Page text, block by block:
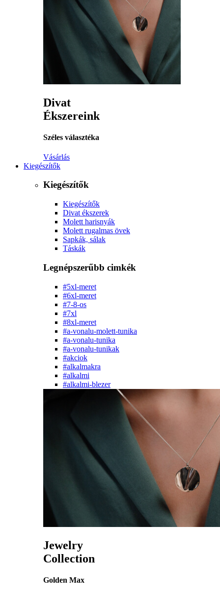
Divat
Ékszereink
Széles választéka
Vásárlás
Kiegészítők
Kiegészítők
Kiegészítők
Divat ékszerek
Molett harisnyák
Molett rugalmas övek
Sapkák, sálak
Táskák
Legnépszerűbb cimkék
#5xl-meret
#6xl-meret
#7-8-os
#7xl
#8xl-meret
#a-vonalu-molett-tunika
#a-vonalu-tunika
#a-vonalu-tunikak
#akciok
#alkalmakra
#alkalmi
#alkalmi-blezer
Jewelry
Collection
Golden Max